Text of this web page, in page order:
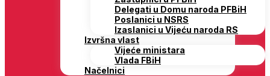
Delegati u Domu naroda PFBiH
Poslanici u NSRS
Izaslanici u Vijeću naroda RS
Izvršna vlast
Vijeće ministara
Vlada FBiH
Načelnici